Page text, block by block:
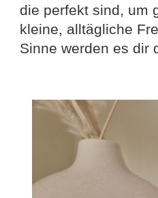
die perfekt sind, um
kleine, alltägliche
Sinne werden es dir